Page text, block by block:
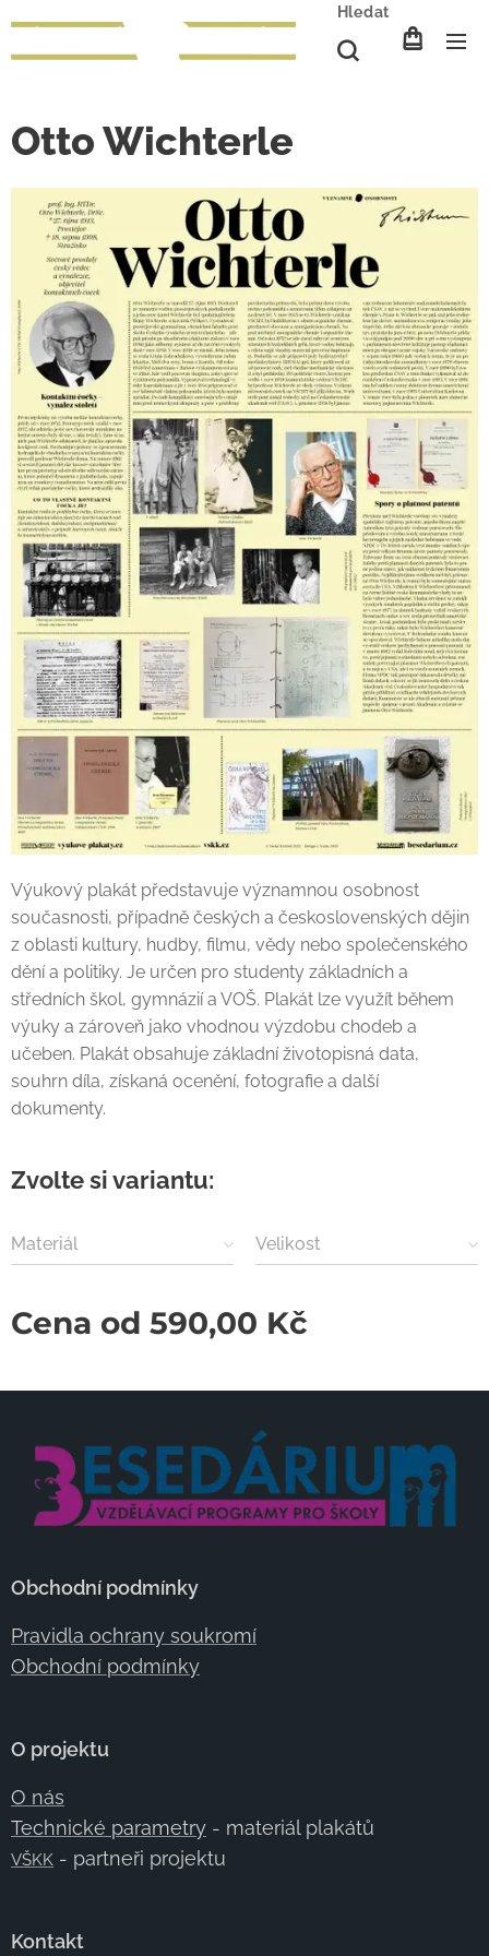
Hledat
Otto Wichterle
Výukový plakát představuje významnou osobnost
současnosti, případně českých a československých dějin
z oblasti kultury, hudby, filmu, vědy nebo společenského
dění a politiky. Je určen pro studenty základních a
středních škol, gymnázií a VOŠ. Plakát lze využít během
výuky a zároveň jako vhodnou výzdobu chodeb a
učeben. Plakát obsahuje základní životopisná data,
souhrn díla, získaná ocenění, fotografie a další
dokumenty.
Zvolte si variantu:
Materiál Velikost
Cena od 590,00 Kč
Obchodní podmínky
Pravidla ochrany soukromí
Obchodní podmínky
O projektu
O nás
Technické parametry - materiál plakátů
VŠKK - partneři projektu
Kontakt